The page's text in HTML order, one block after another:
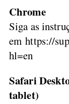
Chrome
Siga as
em https://
hl=en
Safari
tablet)